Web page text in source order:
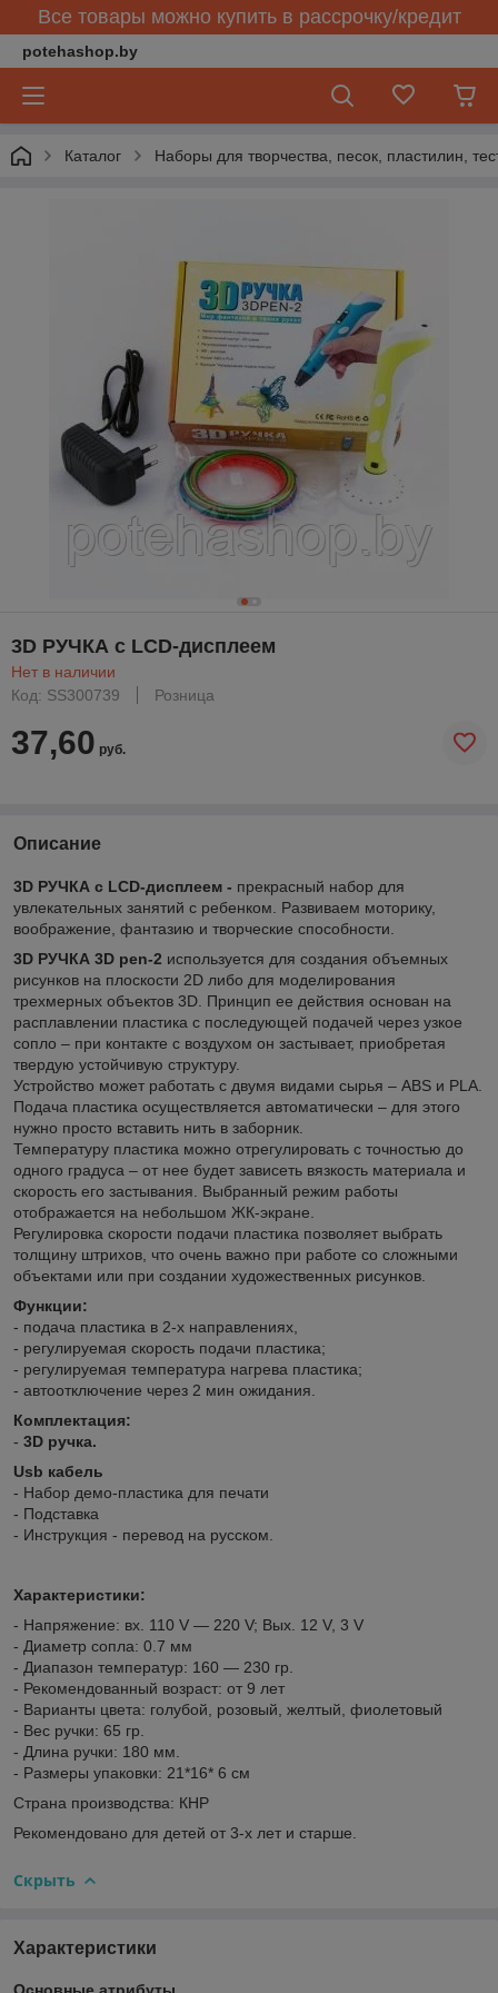
Все товары можно купить в рассрочку/кредит
potehashop.by
Каталог Наборы для творчества, песок, пластилин,
3D РУЧКА с LCD-дисплеем
Нет в наличии
Код: SS300739
Розница
37,60 руб.
Описание
3D РУЧКА с LCD-дисплеем - прекрасный набор для
увлекательных занятий с ребенком. Развиваем моторику,
воображение, фантазию и творческие способности.
3D РУЧКА 3D pen-2 используется для создания объемных
рисунков на плоскости 2D либо для моделирования
трехмерных объектов 3D. Принцип ее действия основан на
расплавлении пластика с последующей подачей через узкое
сопло – при контакте с воздухом он застывает, приобретая
твердую устойчивую структуру.
Устройство может работать с двумя видами сырья – ABS и PLA.
Подача пластика осуществляется автоматически – для этого
нужно просто вставить нить в заборник.
Температуру пластика можно отрегулировать с точностью до
одного градуса – от нее будет зависеть вязкость материала и
скорость его застывания. Выбранный режим работы
отображается на небольшом ЖК-экране.
Регулировка скорости подачи пластика позволяет выбрать
толщину штрихов, что очень важно при работе со сложными
объектами или при создании художественных рисунков.
Функции:
- подача пластика в 2-х направлениях,
- регулируемая скорость подачи пластика;
- регулируемая температура нагрева пластика;
- автоотключение через 2 мин ожидания.
Комплектация:
- 3D ручка.
​​​​Usb кабель
- Набор демо-пластика для печати
- Подставка
- Инструкция - перевод на русском.
Характеристики:
- Напряжение: вх. 110 V — 220 V; Вых. 12 V, 3 V
- Диаметр сопла: 0.7 мм
- Диапазон температур: 160 — 230 гр.
- Рекомендованный возраст: от 9 лет
- Варианты цвета: голубой, розовый, желтый, фиолетовый
- Вес ручки: 65 гр.
- Длина ручки: 180 мм.
- Размеры упаковки: 21*16* 6 см
Страна производства: КНР
Рекомендовано для детей от 3-х лет и старше.
Скрыть
Характеристики
Основные атрибуты